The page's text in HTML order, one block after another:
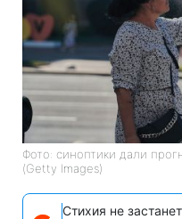
Фото: синоптики дали
(Getty Images)
Стихия не